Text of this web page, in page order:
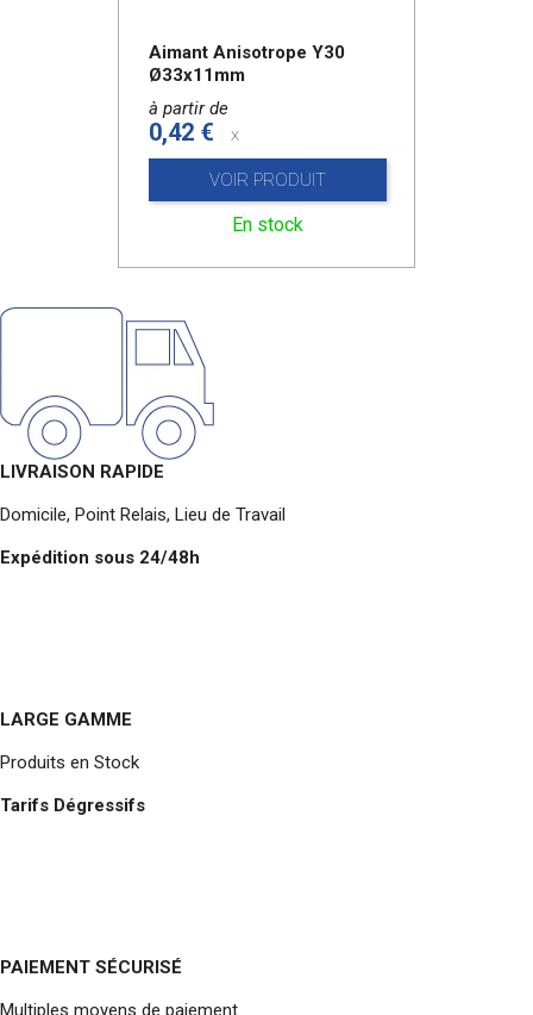
Aimant Anisotrope Y30
Ø33x11mm
à partir de
0,42 € x
VOIR PRODUIT
En stock
LIVRAISON RAPIDE
Domicile, Point Relais, Lieu de Travail
Expédition sous 24/48h
LARGE GAMME
Produits en Stock
Tarifs Dégressifs
PAIEMENT SÉCURISÉ
Multiples moyens de paiement